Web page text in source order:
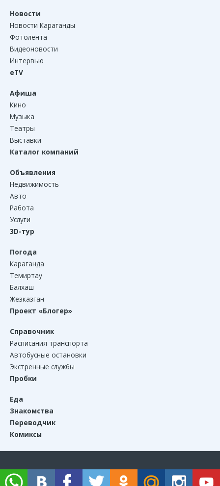
Новости
Новости Караганды
Фотолента
Видеоновости
Интервью
eTV
Афиша
Кино
Музыка
Театры
Выставки
Каталог компаний
Объявления
Недвижимость
Авто
Работа
Услуги
3D-тур
Погода
Караганда
Темиртау
Балхаш
Жезказган
Проект «Блогер»
Справочник
Расписания транспорта
Автобусные остановки
Экстренные службы
Пробки
Еда
Знакомства
Переводчик
Комиксы